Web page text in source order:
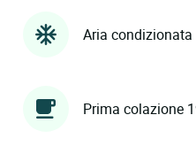
Aria condizionata
Prima colazione